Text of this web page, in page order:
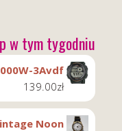
w tym tygodniu
3Avdf
139.00zł
Noon